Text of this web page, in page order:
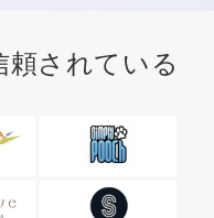
されている